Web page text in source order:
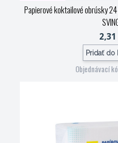
Papierové koktailové obrúsky
Pridať do
Objednávací